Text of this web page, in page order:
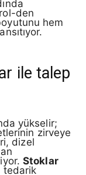
den
hem
ile talep
yükselir;
zirveye
dizel
Stoklar
tedarik